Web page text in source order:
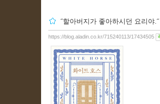
˝할아버지가 좋아하시던 요리야.˝
https://blog.aladin.co.kr/715240113/17434505